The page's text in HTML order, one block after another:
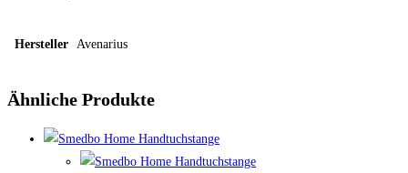
Hersteller Avenarius
Ähnliche Produkte